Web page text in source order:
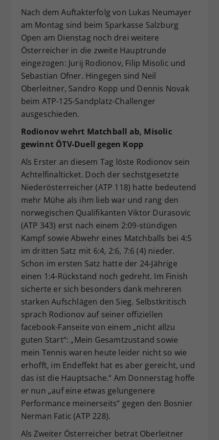
Nach dem Auftakterfolg von Lukas Neumayer
am Montag sind beim Sparkasse Salzburg
Open am Dienstag noch drei weitere
Österreicher in die zweite Hauptrunde
eingezogen: Jurij Rodionov, Filip Misolic und
Sebastian Ofner. Hingegen sind Neil
Oberleitner, Sandro Kopp und Dennis Novak
beim ATP-125-Sandplatz-Challenger
ausgeschieden.
Rodionov wehrt Matchball ab, Misolic
gewinnt ÖTV-Duell gegen Kopp
Als Erster an diesem Tag löste Rodionov sein
Achtelfinalticket. Doch der sechstgesetzte
Niederösterreicher (ATP 118) hatte bedeutend
mehr Mühe als ihm lieb war und rang den
norwegischen Qualifikanten Viktor Durasovic
(ATP 343) erst nach einem 2:09-stündigen
Kampf sowie Abwehr eines Matchballs bei 4:5
im dritten Satz mit 6:4, 2:6, 7:6 (4) nieder.
Schon im ersten Satz hatte der 24-Jährige
einen 1:4-Rückstand noch gedreht. Im Finish
sicherte er sich besonders dank mehreren
starken Aufschlägen den Sieg. Selbstkritisch
sprach Rodionov auf seiner offiziellen
facebook-Fanseite von einem „nicht allzu
guten Start“: „Mein Gesamtzustand sowie
mein Tennis waren heute leider nicht so wie
erhofft, im Endeffekt hat es aber gereicht, und
das ist die Hauptsache.“ Am Donnerstag hoffe
er nun „auf eine etwas gelungenere
Performance meinerseits“ gegen den Bosnier
Nerman Fatic (ATP 228).
Als Zweiter Österreicher betrat Oberleitner
Zweck
Dieser Wert speichert Ihre Consent-
Einstellungen. Unter anderem eine
zufällig generierte ID, für die
historische Speicherung Ihrer
vorgenommen Einstellungen, falls der
Webseiten-Betreiber dies eingestellt
hat.